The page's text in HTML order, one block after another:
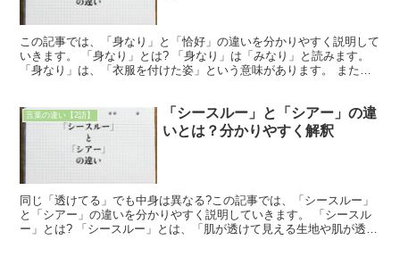
この記事では、「身なり」と「恰好」の違いを分かりやすく説明して
いきます。 「身なり」とは? 「身なり」は「みなり」と読みます。
「身なり」は、「衣服を付けた姿」という意味があります。 また
言葉の違い【2語】
「シースルー」と「シアー」の違
いとは？分かりやすく解釈
同じ「透けてる」でも中身は異なる?この記事では、「シースルー」
と「シアー」の違いを分かりやすく説明していきます。 「シースル
ー」とは? 「シースルー」とは、「肌が透けて見える生地や肌が透け